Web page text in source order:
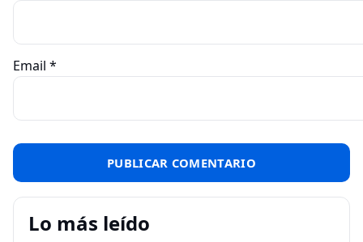
Email *
Lo más leído